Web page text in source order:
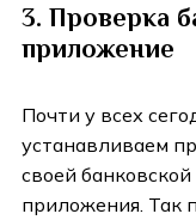
3. Проверка
приложение
Почти у всех
устанавливаем
своей
приложения. Так